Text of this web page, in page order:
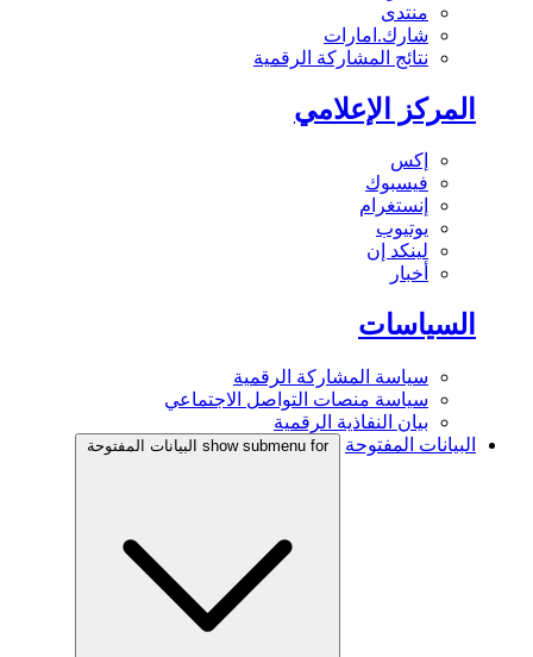
منتدى
شارك.امارات
نتائج المشاركة الرقمية
المركز الإعلامي
إكس
فيسبوك
إنستغرام
يوتيوب
لينكد إن
أخبار
السياسات
سياسة المشاركة الرقمية
سياسة منصات التواصل الاجتماعي
بيان النفاذية الرقمية
البيانات المفتوحة
show submenu for البيانات المفتوحة